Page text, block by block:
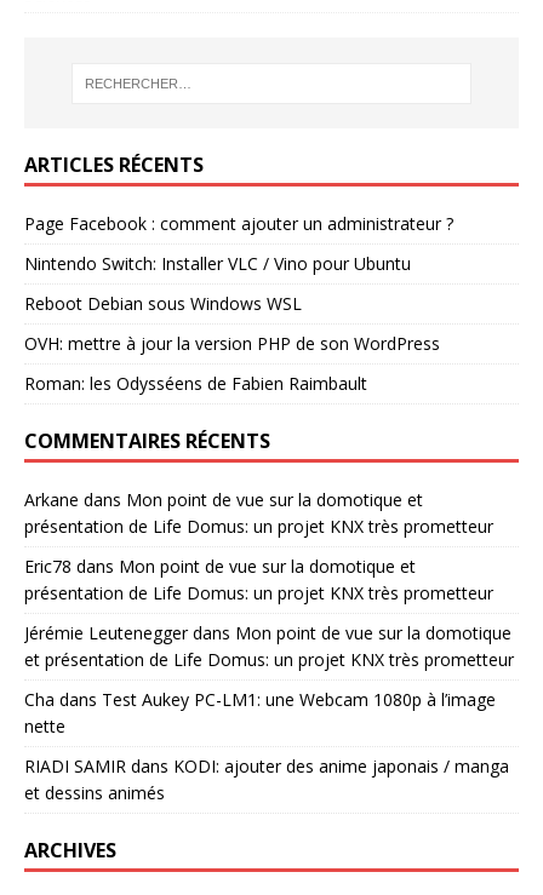
ARTICLES RÉCENTS
Page Facebook : comment ajouter un administrateur ?
Nintendo Switch: Installer VLC / Vino pour Ubuntu
Reboot Debian sous Windows WSL
OVH: mettre à jour la version PHP de son WordPress
Roman: les Odysséens de Fabien Raimbault
COMMENTAIRES RÉCENTS
Arkane dans Mon point de vue sur la domotique et
présentation de Life Domus: un projet KNX très prometteur
Eric78 dans Mon point de vue sur la domotique et
présentation de Life Domus: un projet KNX très prometteur
Jérémie Leuteneggerdans Mon point de vue sur la domotique
et présentation de Life Domus: un projet KNX très prometteur
Cha dans Test Aukey PC-LM1: une Webcam 1080p à l’image
nette
RIADI SAMIR dans KODI: ajouter des anime japonais / manga
et dessins animés
ARCHIVES